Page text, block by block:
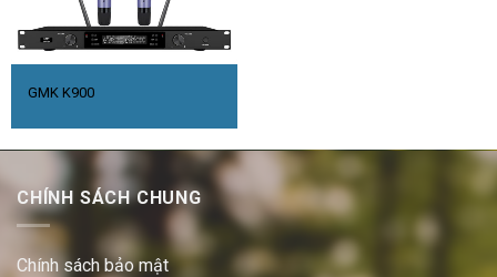
GMK K900
CHÍNH SÁCH CHUNG
Chính sách bảo mật